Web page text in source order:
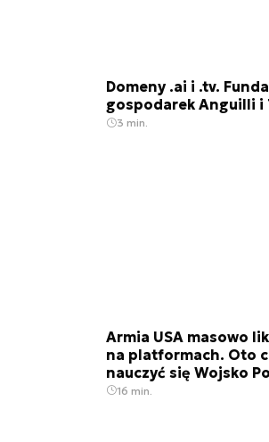
Domeny .ai i .tv.
gospodarek Anguilli i
3 min.
Armia USA masowo
na platformach. Oto
nauczyć się Wojsko
16 min.